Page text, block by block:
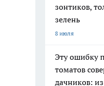
зонтиков,
зелень
8 июля
Эту ошибку
томатов
дачников: